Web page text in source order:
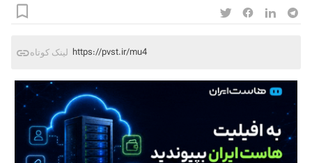
لینک کوتاه https://pvst.ir/mu4